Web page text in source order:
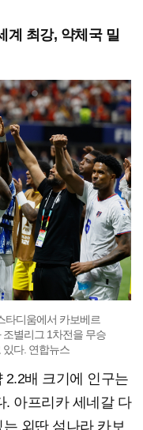
계 최강, 약체국 밀
타디움에서 카보베르
별리그 1차전을 무승
있다. 연합뉴스
2.2배 크기에 인구는
. 아프리카 세네갈 다
외딴 섬나라 카보